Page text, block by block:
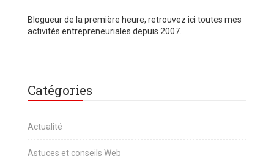
Blogueur de la première heure, retrouvez ici toutes mes
activités entrepreneuriales depuis 2007.
Catégories
Actualité
Astuces et conseils Web